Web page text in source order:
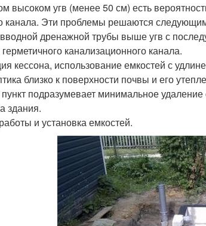
высоком угв (менее 50 см) есть
канала. Эти проблемы решаются
дренажной трубы выше угв с
канализационного канала.
кессона, использование емкостей с
близко к поверхности почвы и его
подразумевает минимальное удаление
здания.
и установка емкостей.